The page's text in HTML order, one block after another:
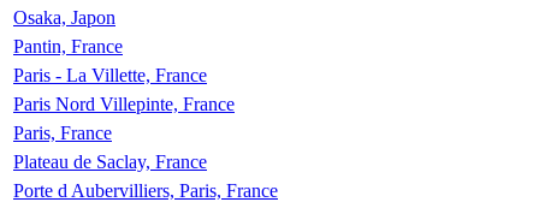
Osaka, Japon
Pantin, France
Paris - La Villette, France
Paris Nord Villepinte, France
Paris, France
Plateau de Saclay, France
Porte d Aubervilliers, Paris, France